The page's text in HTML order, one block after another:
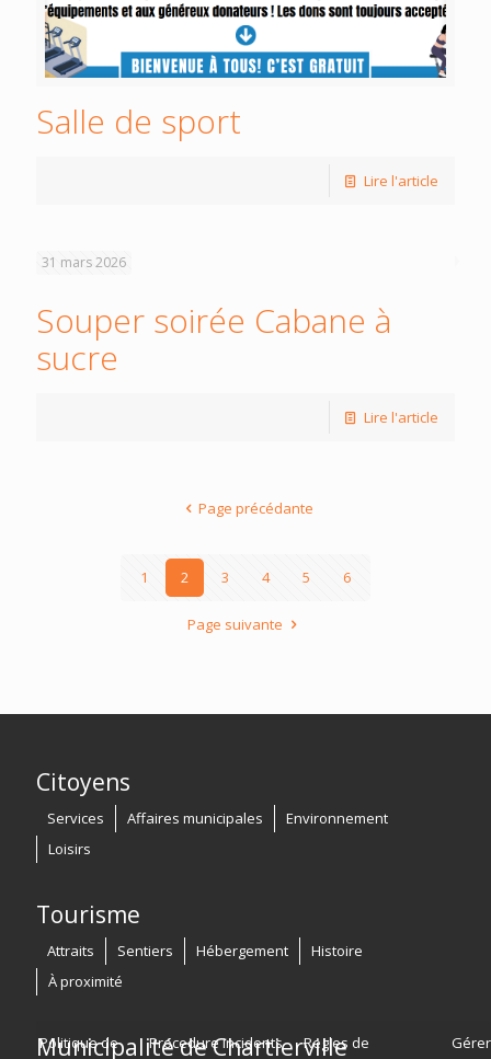
Salle de sport
Lire l'article
31 mars 2026
Souper soirée Cabane à
sucre
Lire l'article
Page précédante
1 2 3 4 5 6
Page suivante
Citoyens
Services Affaires municipales
Environnement
Loisirs
Tourisme
Attraits Sentiers Hébergement
Histoire
À proximité
Politique de Procedure incidents Regles de
Municipalité de Chartierville